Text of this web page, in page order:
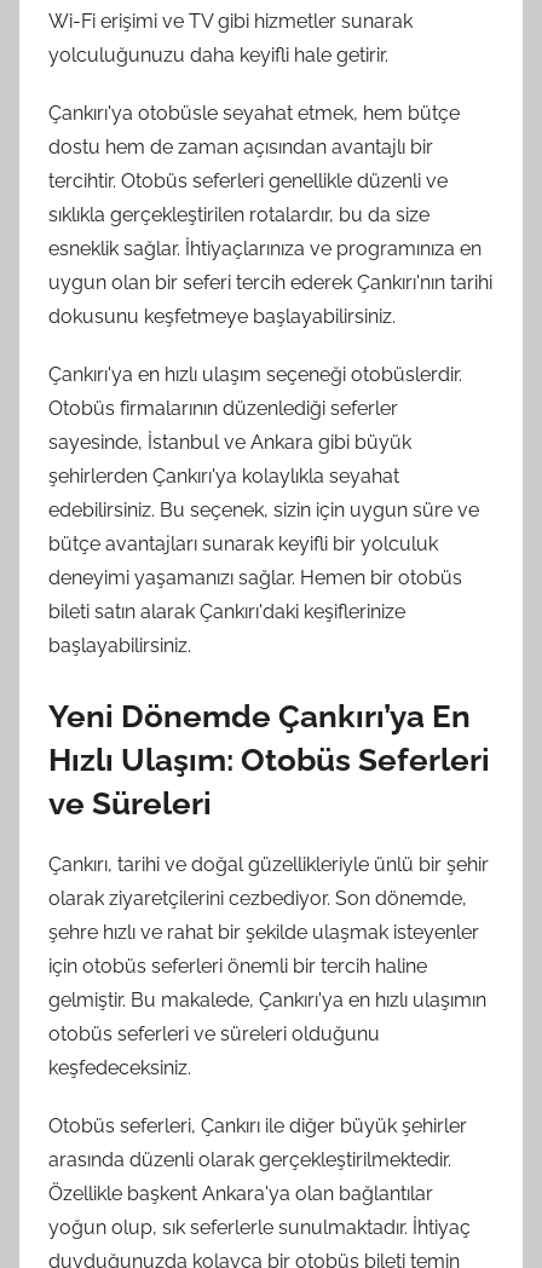
Wi-Fi erişimi ve TV gibi hizmetler sunarak
yolculuğunuzu daha keyifli hale getirir.
Çankırı'ya otobüsle seyahat etmek, hem bütçe
dostu hem de zaman açısından avantajlı bir
tercihtir. Otobüs seferleri genellikle düzenli ve
sıklıkla gerçekleştirilen rotalardır, bu da size
esneklik sağlar. İhtiyaçlarınıza ve programınıza en
uygun olan bir seferi tercih ederek Çankırı'nın tarihi
dokusunu keşfetmeye başlayabilirsiniz.
Çankırı'ya en hızlı ulaşım seçeneği otobüslerdir.
Otobüs firmalarının düzenlediği seferler
sayesinde, İstanbul ve Ankara gibi büyük
şehirlerden Çankırı'ya kolaylıkla seyahat
edebilirsiniz. Bu seçenek, sizin için uygun süre ve
bütçe avantajları sunarak keyifli bir yolculuk
deneyimi yaşamanızı sağlar. Hemen bir otobüs
bileti satın alarak Çankırı'daki keşiflerinize
başlayabilirsiniz.
Yeni Dönemde Çankırı’ya En
Hızlı Ulaşım: Otobüs Seferleri
ve Süreleri
Çankırı, tarihi ve doğal güzellikleriyle ünlü bir şehir
olarak ziyaretçilerini cezbediyor. Son dönemde,
şehre hızlı ve rahat bir şekilde ulaşmak isteyenler
için otobüs seferleri önemli bir tercih haline
gelmiştir. Bu makalede, Çankırı'ya en hızlı ulaşımın
otobüs seferleri ve süreleri olduğunu
keşfedeceksiniz.
Otobüs seferleri, Çankırı ile diğer büyük şehirler
arasında düzenli olarak gerçekleştirilmektedir.
Özellikle başkent Ankara'ya olan bağlantılar
yoğun olup, sık seferlerle sunulmaktadır. İhtiyaç
duyduğunuzda kolayca bir otobüs bileti temin